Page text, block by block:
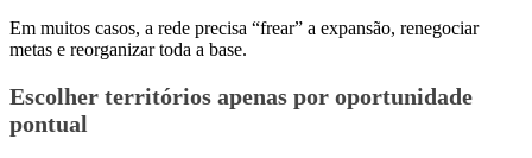
Em muitos casos, a rede precisa “frear” a expansão, renegociar
metas e reorganizar toda a base.
Escolher territórios apenas por oportunidade
pontual